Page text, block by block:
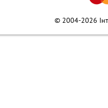
© 2004-2026